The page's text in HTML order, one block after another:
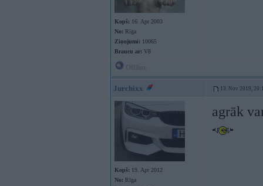
Kopš: 16. Apr 2003
No: Rīga
Ziņojumi: 10065
Braucu ar: V8
Jurchixx 13. Nov 2019,
Kopš: 19. Apr 2012
No: Rīga
agrāk